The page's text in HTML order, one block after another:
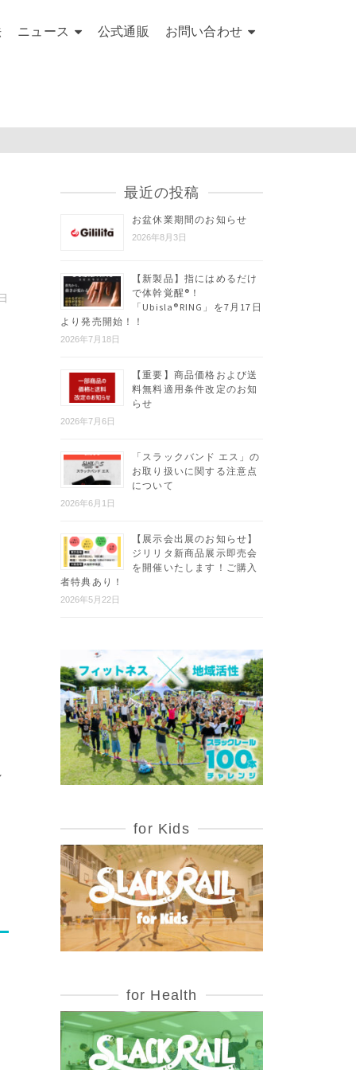
ニュース 公式通販 お問い合わせ
最近の投稿
お盆休業期間のお知らせ
2026年8月3日
【新製品】指にはめるだけ
で体幹覚醒®︎！
「Ubisla®︎RING」を7月17日
より発売開始！！
2026年7月18日
【重要】商品価格および送
料無料適用条件改定のお知
らせ
2026年7月6日
「スラックバンド エス」の
お取り扱いに関する注意点
について
2026年6月1日
【展示会出展のお知らせ】
ジリリタ新商品展示即売会
を開催いたします！ご購入
者特典あり！
2026年5月22日
for Kids
for Health